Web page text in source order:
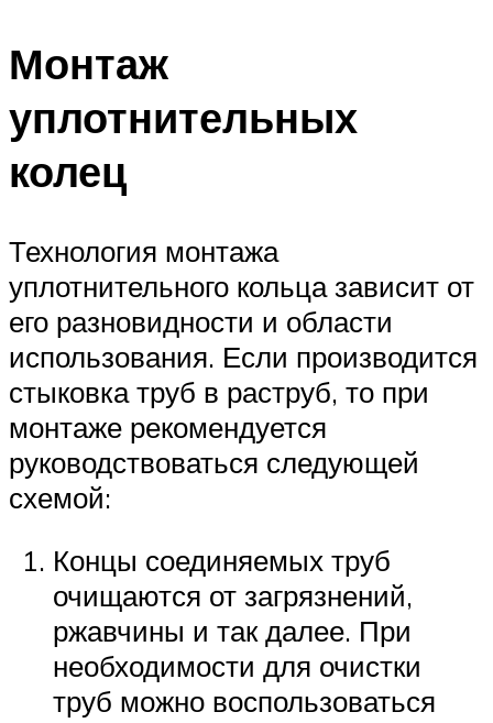
Монтаж
уплотнительных
колец
Технология монтажа
уплотнительного кольца зависит от
его разновидности и области
использования. Если производится
стыковка труб в раструб, то при
монтаже рекомендуется
руководствоваться следующей
схемой:
Концы соединяемых труб
очищаются от загрязнений,
ржавчины и так далее. При
необходимости для очистки
труб можно воспользоваться